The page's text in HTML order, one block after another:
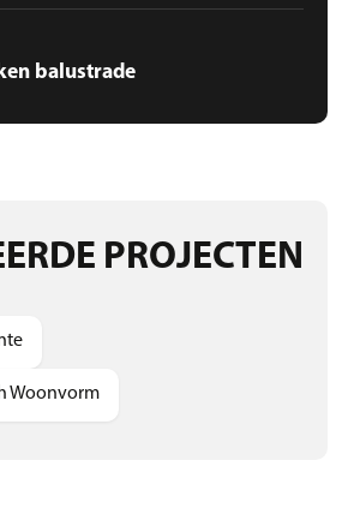
balustrade
PROJECTEN
Woonvorm